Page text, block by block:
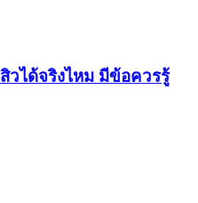
วได้จริงไหม มีข้อควรรู้